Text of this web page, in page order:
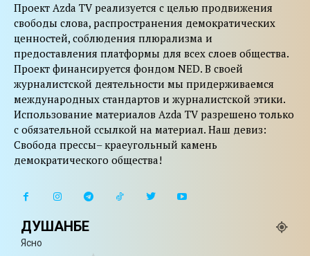
Проект Azda TV реализуется с целью продвижения
свободы слова, распространения демократических
ценностей, соблюдения плюрализма и
предоставления платформы для всех слоев общества.
Проект финансируется фондом NED. В своей
журналистской деятельности мы придерживаемся
международных стандартов и журналистской этики.
Использование материалов Azda TV разрешено только
с обязательной ссылкой на материал. Наш девиз:
Свобода прессы– краеугольный камень
демократического общества!
ДУШАНБЕ
Ясно